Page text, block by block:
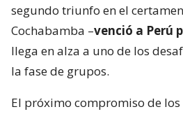
segundo triunfo en el
Cochabamba –venció a Perú
llega en alza a uno de los
la fase de grupos.
El próximo compromiso de los